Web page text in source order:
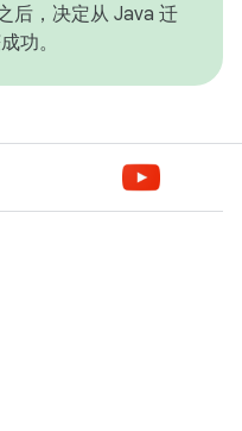
后，决定从 Java 迁
功。